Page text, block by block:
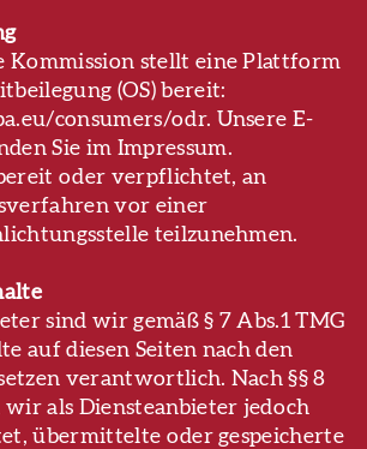
Kommission stellt eine Plattform
(OS) bereit:
consumers/odr. Unsere E-
Sie im Impressum.
oder verpflichtet, an
vor einer
teilzunehmen.
sind wir gemäß § 7 Abs.1 TMG
auf diesen Seiten nach den
verantwortlich. Nach §§ 8
wir als Diensteanbieter jedoch
übermittelte oder gespeicherte